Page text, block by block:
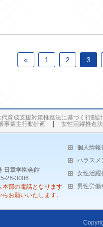
« 1 2 3
代育成支援対策推進法に基づく行動
事業主行動計画
女性活躍推進
日章学園会館
26-3006
部の電話となります
らお願いいたします。
個人情報
ハラスメ
女性活躍
男性労働